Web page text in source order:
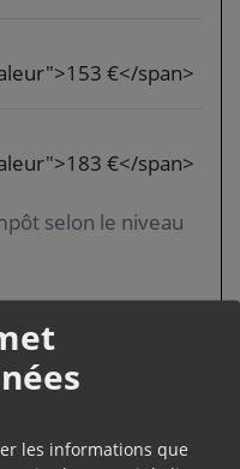
les informations que
selon le niveau
€</span>
€</span>
?
déclaration le
au collège,